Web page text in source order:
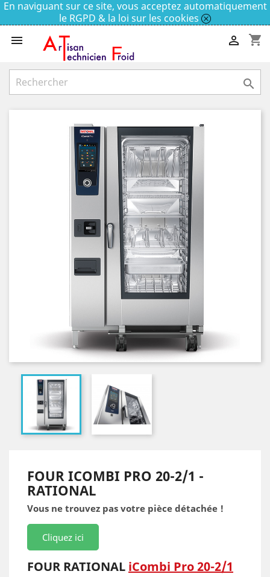
En naviguant sur ce site, vous acceptez automatiquement
le RGPD & la loi sur les cookies
 shopping_cart


FOUR ICOMBI PRO 20-2/1 -
RATIONAL
Vous ne trouvez pas votre pièce détachée !
Cliquez ici
FOUR RATIONAL iCombi Pro 20-2/1